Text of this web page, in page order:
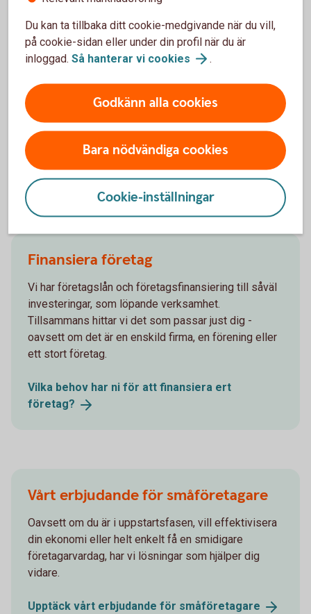
Bli företagskund hos oss
Ska du starta ett bolag eller har ett etablerat? Vi har
företagspaket för smidiga bankärenden och finns
där för er genom hela livscykeln. Oavsett om det är
ett företag, firma eller förening. Välkommen att bli
företagskund hos oss!
Bli företagskund hososs
Finansiera företag
Vi har företagslån och företagsfinansiering till såväl
investeringar, som löpande verksamhet.
Tillsammans hittar vi det som passar just dig -
oavsett om det är en enskild firma, en förening eller
ett stort företag.
Vilka behov har ni för att finansiera ert
företag?
Vårt erbjudande för småföretagare
Oavsett om du är i uppstartsfasen, vill effektivisera
din ekonomi eller helt enkelt få en smidigare
företagarvardag, har vi lösningar som hjälper dig
vidare.
Upptäck vårt erbjudande för småföretagare
Du kan ta tillbaka ditt cookie-medgivande när du vill,
på cookie-sidan eller under din profil när du är
inloggad. Så hanterar vi cookies .
Godkänn alla cookies
Bara nödvändiga cookies
Cookie-inställningar